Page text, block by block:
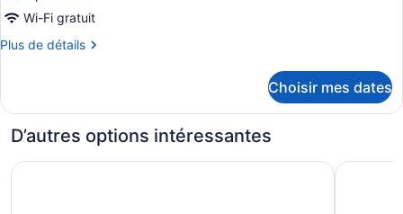
Wi-Fi gratuit
Plus de détails
Plus
Chambre
Choisir mes dates
D’autres options intéressantes
Residence Inn By Marriott Long Beach